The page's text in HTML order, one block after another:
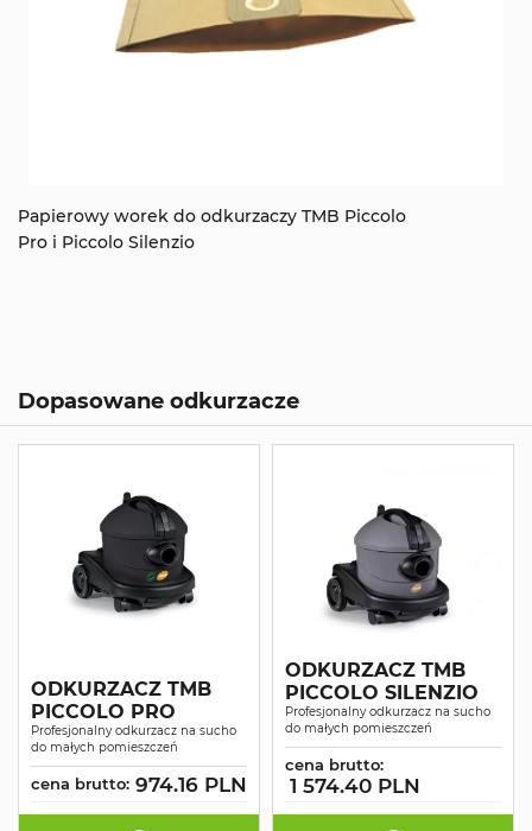
Papierowy worek do odkurzaczy TMB Piccolo
Pro i Piccolo Silenzio
Dopasowane odkurzacze
ODKURZACZ TMB
PICCOLO PRO
Profesjonalny odkurzacz na sucho
do małych pomieszczeń
cena brutto: 974.16 PLN
ODKURZACZ TMB
PICCOLO SILENZIO
Profesjonalny odkurzacz na sucho
do małych pomieszczeń
cena brutto:
1 574.40 PLN